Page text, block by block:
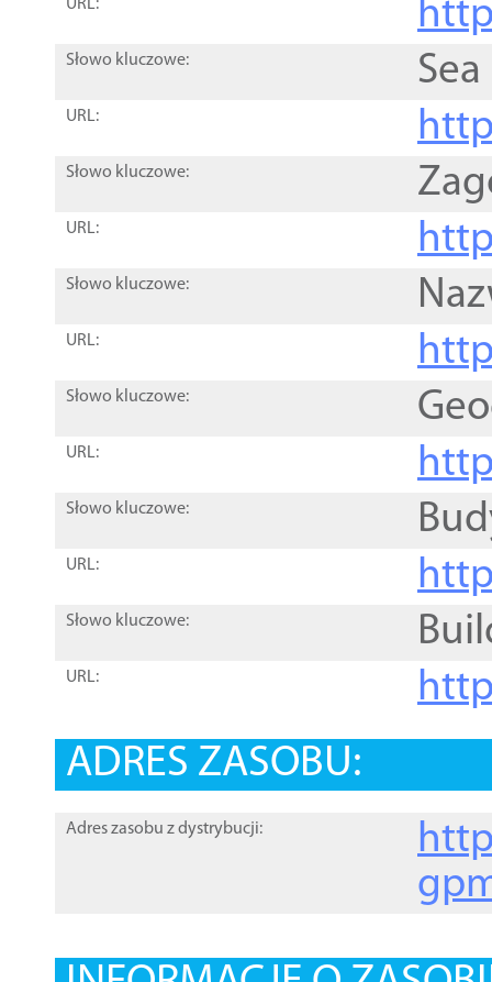
URL:
Słowo kluczowe:
URL:
Słowo kluczowe:
URL:
Słowo kluczowe:
URL:
Słowo kluczowe:
URL:
Słowo kluczowe:
URL:
Słowo kluczowe:
URL:
ADRES ZASOBU:
Adres zasobu z dystrybucji: